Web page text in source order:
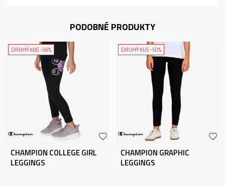
PODOBNÉ PRODUKTY
DRUHÝ KUS -50%
CHAMPION COLLEGE GIRL
LEGGINGS
DRUHÝ KUS -50%
CHAMPION GRAPHIC
LEGGINGS